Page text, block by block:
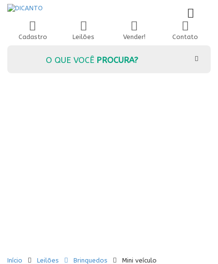
Cadastro Leilões Vender! Contato
O QUE VOCÊ PROCURA?
Início Leilões Brinquedos Mini veículo